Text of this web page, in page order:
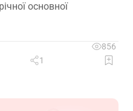
основної
856
1